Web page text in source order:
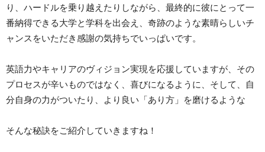
り、ハードルを乗り越えたりしながら、最終的に彼にとって一
番納得できる大学と学科を出会え、奇跡のような素晴らしいチ
ャンスをいただき感謝の気持ちでいっぱいです。
英語力やキャリアのヴィジョン実現を応援していますが、その
プロセスが辛いものではなく、喜びになるように、そして、自
分自身の力がついたり、より良い「あり方」を磨けるような
そんな秘訣をご紹介していきますね！